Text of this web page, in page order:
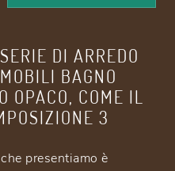
DI ARREDO
BAGNO
OPACO, COME IL
3
presentiamo è